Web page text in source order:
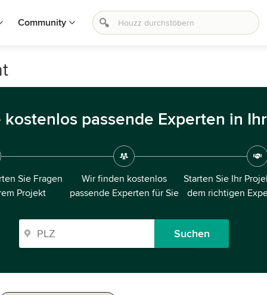
Community
kostenlos passende Experten in
Sie Fragen
Projekt
Wir finden kostenlos
passende Experten für Sie
Starten Sie Ihr
dem richtigen
Suchen